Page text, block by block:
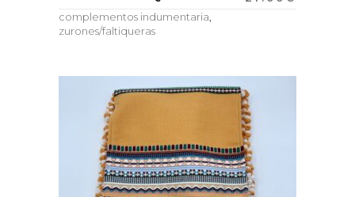
complementos indumentaria,
zurones/faltiqueras